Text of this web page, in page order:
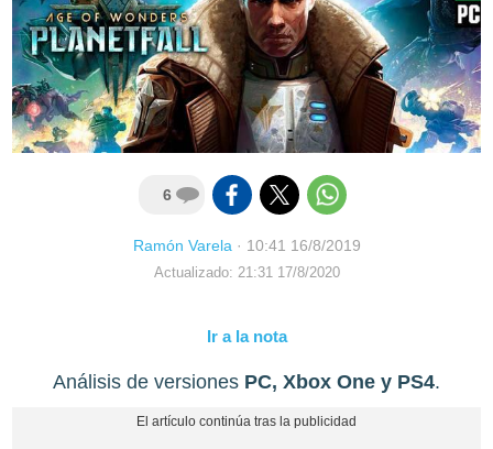
6
Ramón Varela · 10:41 16/8/2019
Actualizado: 21:31 17/8/2020
Ir a la nota
Análisis de versiones PC, Xbox One y PS4.